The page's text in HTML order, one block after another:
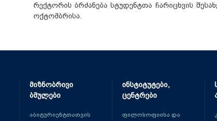
რექტორის ბრძანება სტუდენტთა ჩარიცხვის
ოქტომბრისა.
მიზნობრივი
ბმულები
აბიტურიენტთათვის
ინსტიტუტები,
ცენტრები
ფილოსოფიისა და